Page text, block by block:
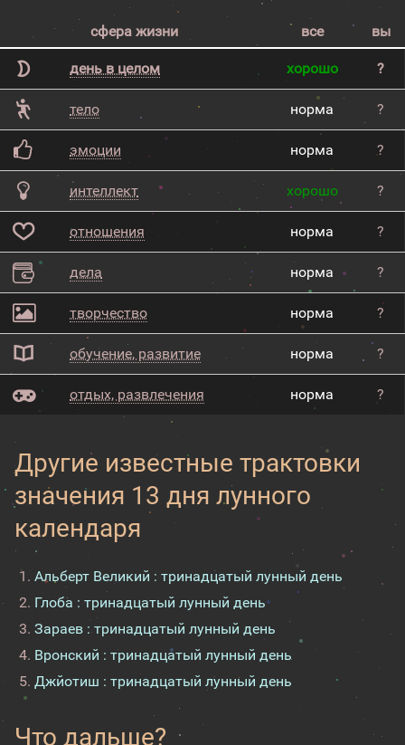
сфера жизни все вы
день в целом хорошо ?
тело норма ?
эмоции норма ?
интеллект хорошо ?
отношения норма ?
дела норма ?
творчество норма ?
обучение, развитие норма ?
отдых, развлечения норма ?
Другие известные трактовки
значения 13 дня лунного
календаря
Альберт Великий : тринадцатый лунный день
Глоба : тринадцатый лунный день
Зараев : тринадцатый лунный день
Вронский : тринадцатый лунный день
Джйотиш : тринадцатый лунный день
Что дальше?